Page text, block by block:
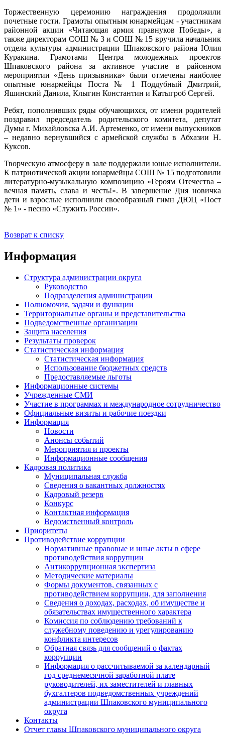
Торжественную церемонию награждения продолжили
почетные гости. Грамоты опытным юнармейцам - участникам
районной акции «Читающая армия правнуков Победы», а
также директорам СОШ № 3 и СОШ № 15 вручила начальник
отдела культуры администрации Шпаковского района Юлия
Куракина. Грамотами Центра молодежных проектов
Шпаковского района за активное участие в районном
мероприятии «День призывника» были отмечены наиболее
опытные юнармейцы Поста № 1 Поддубный Дмитрий,
Яшинский Данила, Клыгин Константин и Катыгроб Сергей.
Ребят, пополнивших ряды обучающихся, от имени родителей
поздравил председатель родительского комитета, депутат
Думы г. Михайловска А.И. Артеменко, от имени выпускников
– недавно вернувшийся с армейской службы в Абхазии Н.
Куксов.
Творческую атмосферу в зале поддержали юные исполнители.
К патриотической акции юнармейцы СОШ № 15 подготовили
литературно-музыкальную композицию «Героям Отечества –
вечная память, слава и честь!». В завершение Дня новичка
дети и взрослые исполнили своеобразный гимн ДЮЦ «Пост
№ 1» - песню «Служить России».
Возврат к списку
Информация
Структура администрации округа
Руководство
Подразделения администрации
Полномочия, задачи и функции
Территориальные органы и представительства
Подведомственные организации
Защита населения
Результаты проверок
Статистическая информация
Статистическая информация
Использование бюджетных средств
Предоставляемые льготы
Информационные системы
Учрежденные СМИ
Участие в программах и международное сотрудничество
Официальные визиты и рабочие поездки
Информация
Новости
Анонсы событий
Мероприятия и проекты
Информационные сообщения
Кадровая политика
Муниципальная служба
Сведения о вакантных должностях
Кадровый резерв
Конкурс
Контактная информация
Ведомственный контроль
Приоритеты
Противодействие коррупции
Нормативные правовые и иные акты в сфере
противодействия коррупции
Антикоррупционная экспертиза
Методические материалы
Формы документов, связанных с
противодействием коррупции, для заполнения
Сведения о доходах, расходах, об имуществе и
обязательствах имущественного характера
Комиссия по соблюдению требований к
служебному поведению и урегулированию
конфликта интересов
Обратная связь для сообщений о фактах
коррупции
Информация о рассчитываемой за календарный
год среднемесячной заработной плате
руководителей, их заместителей и главных
бухгалтеров подведомственных учреждений
администрации Шпаковского муниципального
округа
Контакты
Отчет главы Шпаковского муниципального округа